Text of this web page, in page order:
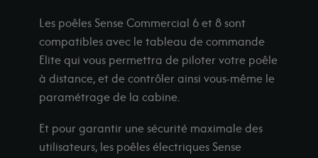
Les poêles Sense Commercial 6 et 8 sont
compatibles avec le tableau de commande
Elite qui vous permettra de piloter votre poêle
à distance, et de contrôler ainsi vous-même le
paramétrage de la cabine.
Et pour garantir une sécurité maximale des
utilisateurs, les poêles électriques Sense